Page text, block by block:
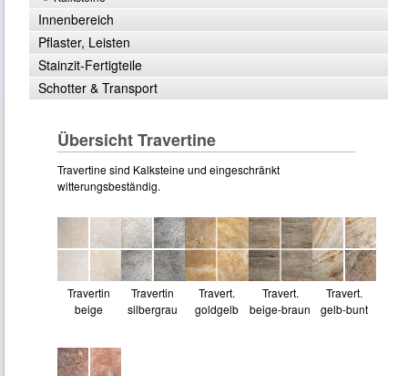
Innenbereich
Pflaster, Leisten
Stainzit-Fertigteile
Schotter & Transport
Übersicht Travertine
Travertine sind Kalksteine und eingeschränkt
witterungsbeständig.
Travertin
beige
Travertin
silbergrau
Travert.
goldgelb
Travert.
beige-braun
Travert.
gelb-bunt